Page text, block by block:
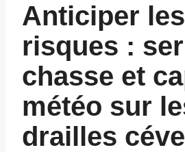
Anticiper les
risques :
chasse et
météo sur
drailles